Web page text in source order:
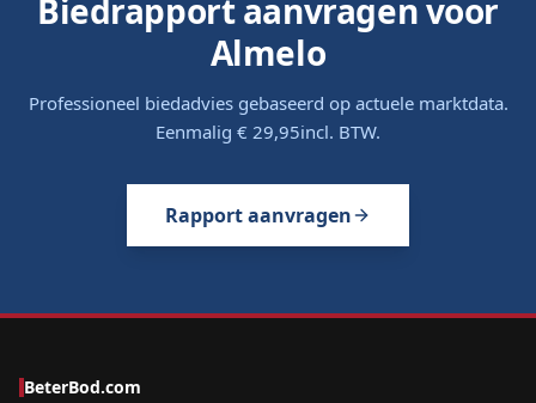
Biedrapport aanvragen voor
Almelo
Professioneel biedadvies gebaseerd op actuele marktdata.
Eenmalig € 29,95incl. BTW.
Rapport aanvragen
BeterBod.com